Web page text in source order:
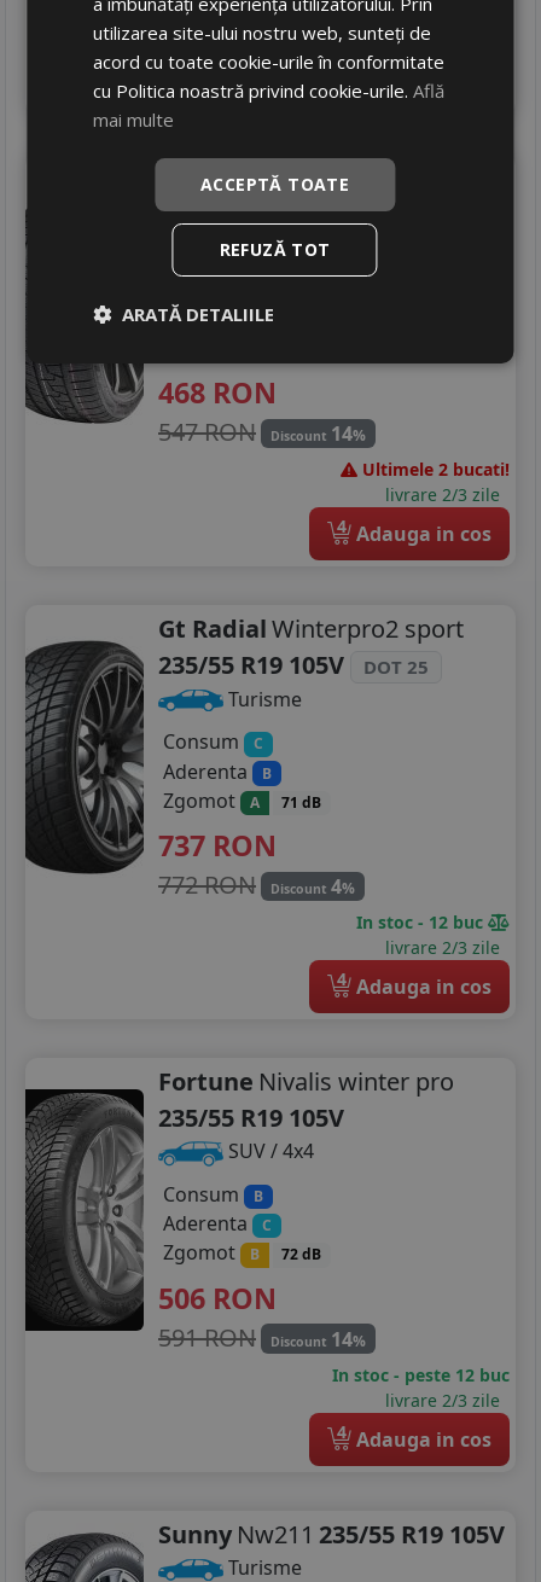
Ultima bucata!
livrare 2/3 zile
4 Adauga in cos
Royal Black Royal winter uhp
235/55 R19 105V
SUV / 4x4
Aderenta B
468 RON
547 RON Discount 14%
Ultimele 2 bucati!
livrare 2/3 zile
4 Adauga in cos
Gt RadialWinterpro2 sport
235/55 R19 105V
DOT 25
Turisme
Consum
C
Aderenta B
Zgomot A 71 dB
737 RON
772 RON Discount 4%
In stoc - 12 buc
livrare 2/3 zile
4 Adauga in cos
Fortune Nivalis winter pro
235/55 R19 105V
SUV / 4x4
Consum
B
Aderenta C
Zgomot B 72 dB
506 RON
591 RON Discount 14%
In stoc - peste 12 buc
livrare 2/3 zile
4 Adauga in cos
Sunny Nw211 235/55 R19 105V
Turisme
utilizarea site-ului nostru web, sunteți de
acord cu toate cookie-urile în conformitate
cu Politica noastră privind cookie-urile.Află
mai multe
ACCEPTĂ TOATE
REFUZĂ TOT
ARATĂ DETALIILE